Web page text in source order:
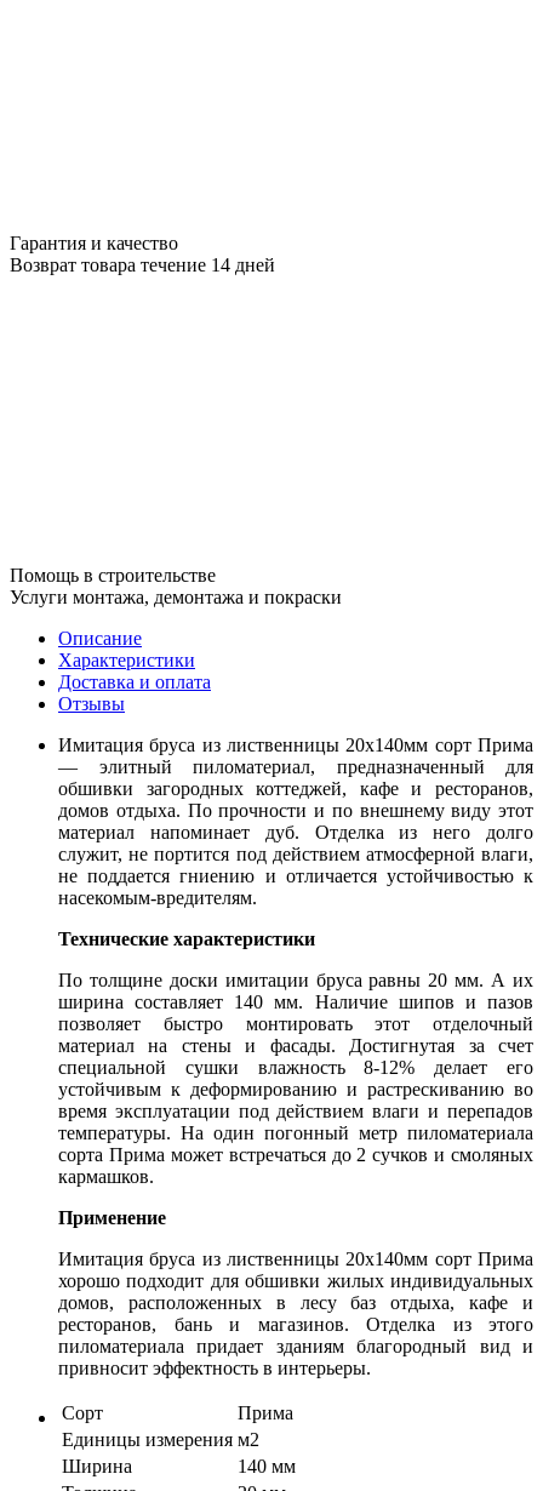
Гарантия и качество
Возврат товара течение 14 дней
Помощь в строительстве
Услуги монтажа, демонтажа и покраски
Описание
Характеристики
Доставка и оплата
Отзывы
Имитация бруса из лиственницы 20x140мм сорт Прима
— элитный пиломатериал, предназначенный для
обшивки загородных коттеджей, кафе и ресторанов,
домов отдыха. По прочности и по внешнему виду этот
материал напоминает дуб. Отделка из него долго
служит, не портится под действием атмосферной влаги,
не поддается гниению и отличается устойчивостью к
насекомым-вредителям.
Технические характеристики
По толщине доски имитации бруса равны 20 мм. А их
ширина составляет 140 мм. Наличие шипов и пазов
позволяет быстро монтировать этот отделочный
материал на стены и фасады. Достигнутая за счет
специальной сушки влажность 8-12% делает его
устойчивым к деформированию и растрескиванию во
время эксплуатации под действием влаги и перепадов
температуры. На один погонный метр пиломатериала
сорта Прима может встречаться до 2 сучков и смоляных
кармашков.
Применение
Имитация бруса из лиственницы 20x140мм сорт Прима
хорошо подходит для обшивки жилых индивидуальных
домов, расположенных в лесу баз отдыха, кафе и
ресторанов, бань и магазинов. Отделка из этого
пиломатериала придает зданиям благородный вид и
привносит эффектность в интерьеры.
Сорт
Прима
Единицы измерения м2
Ширина
140 мм